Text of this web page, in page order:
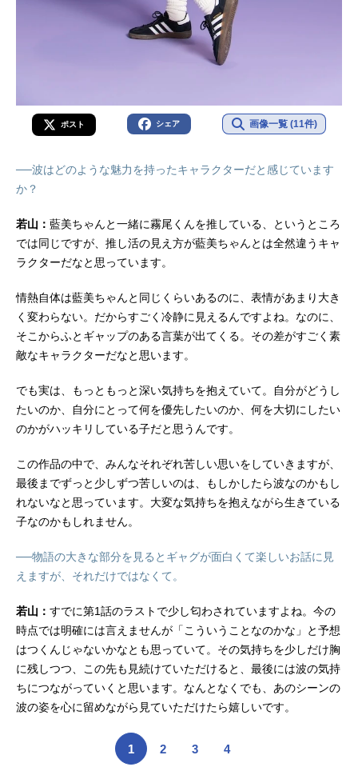
ポスト シェア 画像一覧 (11件)
──波はどのような魅力を持ったキャラクターだと感じています
か？
若山： 藍美ちゃんと一緒に霧尾くんを推している、というところ
では同じですが、推し活の見え方が藍美ちゃんとは全然違うキャ
ラクターだなと思っています。
情熱自体は藍美ちゃんと同じくらいあるのに、表情があまり大き
く変わらない。だからすごく冷静に見えるんですよね。なのに、
そこからふとギャップのある言葉が出てくる。その差がすごく素
敵なキャラクターだなと思います。
でも実は、もっともっと深い気持ちを抱えていて。自分がどうし
たいのか、自分にとって何を優先したいのか、何を大切にしたい
のかがハッキリしている子だと思うんです。
この作品の中で、みんなそれぞれ苦しい思いをしていきますが、
最後までずっと少しずつ苦しいのは、もしかしたら波なのかもし
れないなと思っています。大変な気持ちを抱えながら生きている
子なのかもしれません。
──物語の大きな部分を見るとギャグが面白くて楽しいお話に見
えますが、それだけではなくて。
若山： すでに第1話のラストで少し匂わされていますよね。今の
時点では明確には言えませんが「こういうことなのかな」と予想
はつくんじゃないかなとも思っていて。その気持ちを少しだけ胸
に残しつつ、この先も見続けていただけると、最後には波の気持
ちにつながっていくと思います。なんとなくでも、あのシーンの
波の姿を心に留めながら見ていただけたら嬉しいです。
1 2 3 4